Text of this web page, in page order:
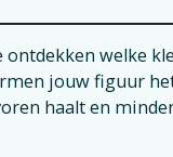
welke
jouw figuur
haalt en